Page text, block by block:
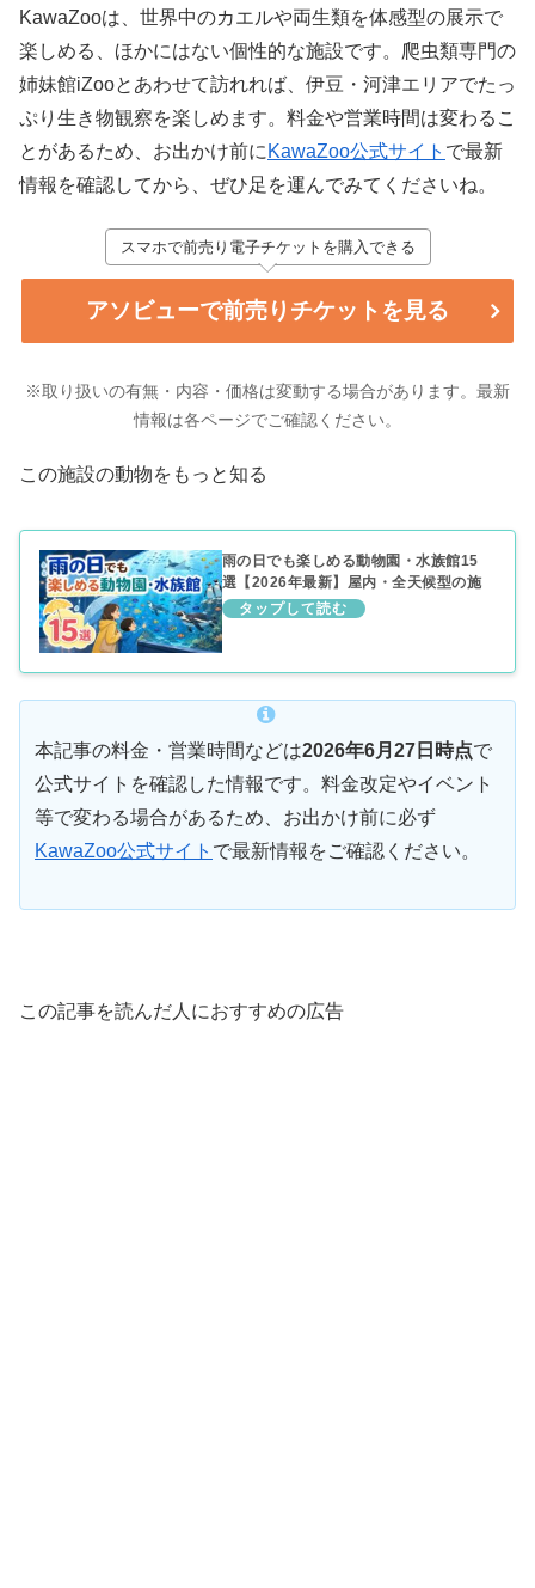
KawaZooは、世界中のカエルや両生類を体感型の展示で
楽しめる、ほかにはない個性的な施設です。爬虫類専門の
姉妹館iZooとあわせて訪れれば、伊豆・河津エリアでたっ
ぷり生き物観察を楽しめます。料金や営業時間は変わるこ
とがあるため、お出かけ前に KawaZoo公式サイト で最新
情報を確認してから、ぜひ足を運んでみてくださいね。
スマホで前売り電子チケットを購入できる
アソビューで前売りチケットを見る
※取り扱いの有無・内容・価格は変動する場合があります。最新
情報は各ページでご確認ください。
この施設の動物をもっと知る
雨の日でも楽しめる動物園・水族館15
選【2026年最新】屋内・全天候型の施
設をエリア別に紹介
本記事の料金・営業時間などは2026年6月27日時点で
公式サイトを確認した情報です。料金改定やイベント
等で変わる場合があるため、お出かけ前に必ず
KawaZoo公式サイト で最新情報をご確認ください。
この記事を読んだ人におすすめの広告